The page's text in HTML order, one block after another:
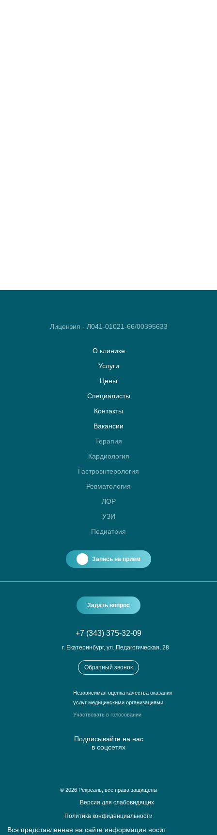
Лицензия - Л041-01021-66/00395633
О клинике
Услуги
Цены
Специалисты
Контакты
Вакансии
Терапия
Кардиология
Гастроэнтерология
Ревматология
ЛОР
УЗИ
Педиатрия
Запись на прием
Задать вопрос
+7 (343) 375-32-09
г. Екатеринбург, ул. Педагогическая, 28
Обратный звонок
Независимая оценка качества оказания
услуг медицинскими организациями
Участвовать в голосовании
Подписывайте на нас
в соцсетях
© 2026 Рекреаль, все права защищены
Версия для слабовидящих
Политика конфиденциальности
Вся представленная на сайте информация носит